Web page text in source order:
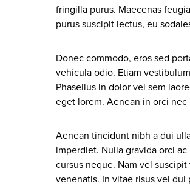
fringilla purus. Maecenas
purus suscipit lectus, eu
Donec commodo, eros sed
vehicula odio. Etiam
Phasellus in dolor vel sem
eget lorem. Aenean in orci
Aenean tincidunt nibh a dui
imperdiet. Nulla gravida orci
cursus neque. Nam vel
venenatis. In vitae risus vel